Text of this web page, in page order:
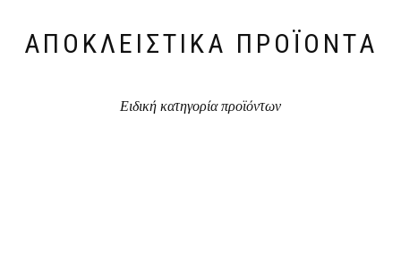
ΑΠΟΚΛΕΙΣΤΙΚΆ ΠΡΟΪΌΝΤΑ
Ειδική κατηγορία προϊόντων